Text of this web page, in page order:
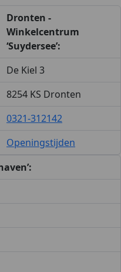
Dronten -
Winkelcentrum
‘Suydersee’:
De Kiel 3
8254 KS Dronten
0321-312142
Openingstijden